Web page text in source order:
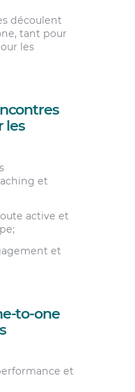
découlent
tant pour
les
les
et
active et
et
to-one
et